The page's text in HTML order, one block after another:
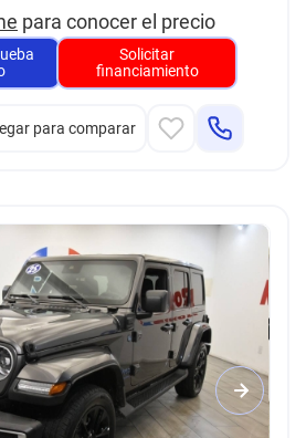
para conocer el precio
Solicitar
financiamiento
para comparar